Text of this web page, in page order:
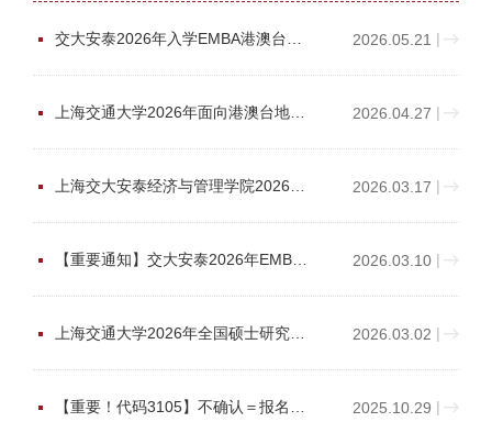
交大安泰2026年入学EMBA港澳台初试及复试安排 2026.05.21 |
上海交通大学2026年面向港澳台地区研究生招生考试初试成绩查询通知 2026.04.27 |
上海交大安泰经济与管理学院2026年入学EMBA复试安排 2026.03.17 |
【重要通知】交大安泰2026年EMBA复试安排 2026.03.10 |
上海交通大学2026年全国硕士研究生招生考试初试成绩查询及复核通知 2026.03.02 |
【重要！代码3105】不确认＝报名无效！2026年全国研招上海交通大学报考点网上确认公告 2025.10.29 |